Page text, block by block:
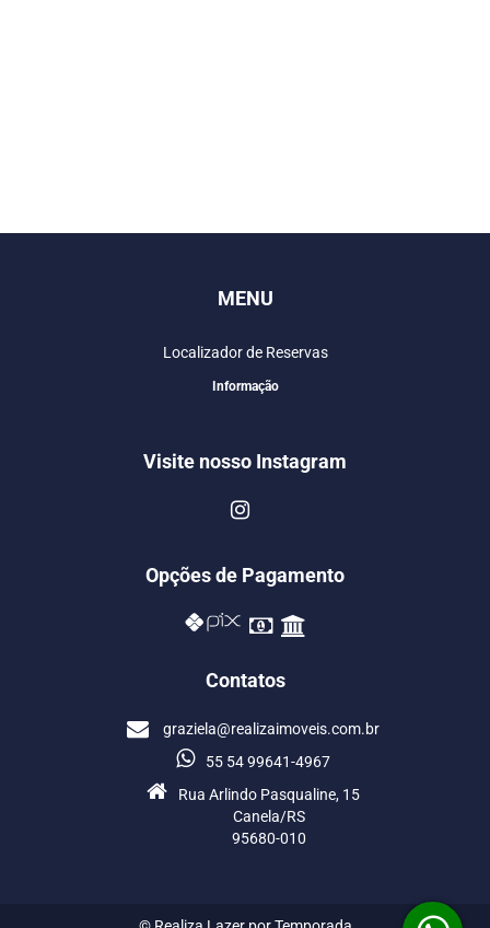
MENU
Localizador de Reservas
Informação
Visite nosso Instagram
Opções de Pagamento
Contatos
graziela@realizaimoveis.com.br
55 54 99641-4967
Rua Arlindo Pasqualine, 15
Canela/RS
95680-010